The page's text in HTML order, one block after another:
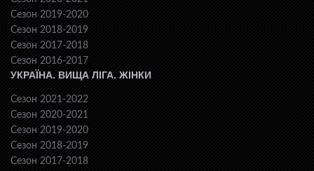
Сезон 2019-2020
Сезон 2018-2019
Сезон 2017-2018
Сезон 2016-2017
УКРАЇНА. ВИЩА ЛІГА. ЖІНКИ
Сезон 2021-2022
Сезон 2020-2021
Сезон 2019-2020
Сезон 2018-2019
Сезон 2017-2018